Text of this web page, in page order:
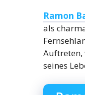
Ramon
als
Auftreten,
seines